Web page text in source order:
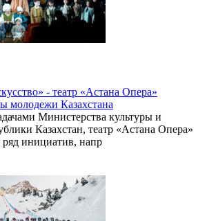
- театр «Астана Опера»
молодежи Казахстана
Министерства культуры и
Казахстан, театр «Астана Опера»
ряд инициатив, напр